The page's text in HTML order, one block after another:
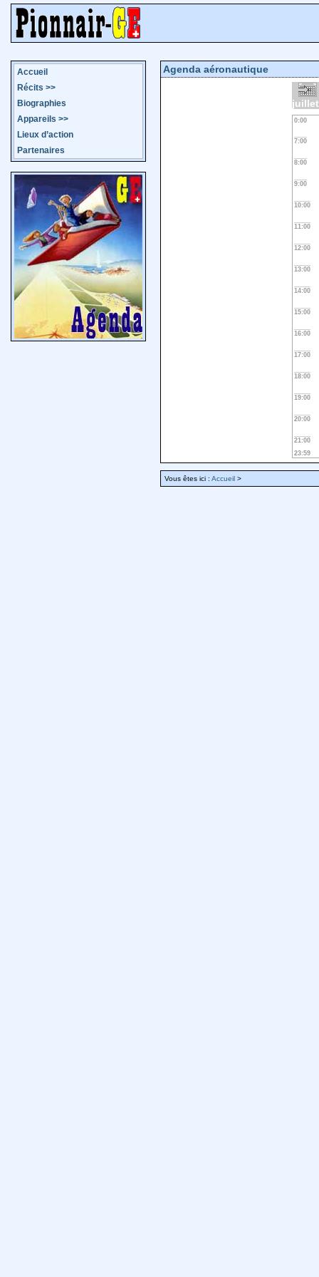
Accueil
Récits >>
Biographies
Appareils >>
Lieux d’action
Partenaires
Agenda aéronautique
0:00
7:00
8:00
9:00
10:00
11:00
12:00
13:00
14:00
15:00
16:00
17:00
18:00
19:00
20:00
21:00
23:59
Vous êtes ici : Accueil >